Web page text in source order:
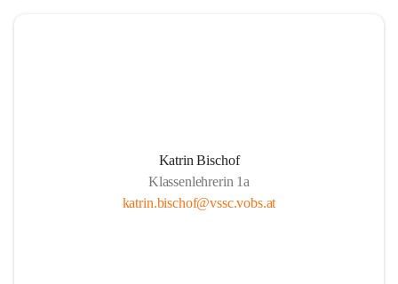
Katrin Bischof
Klassenlehrerin 1a
katrin.bischof@vssc.vobs.at